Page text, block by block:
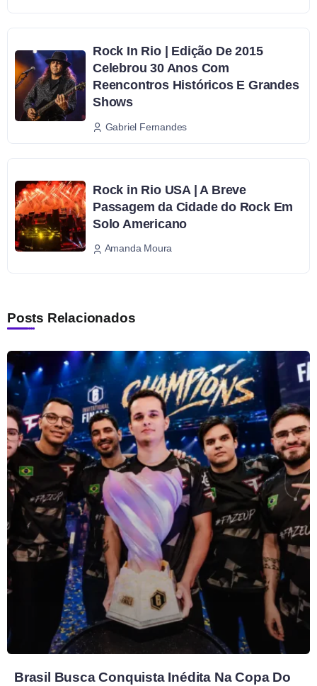
Rock In Rio | Edição De 2015
Celebrou 30 Anos Com
Reencontros Históricos E Grandes
Shows
Gabriel Fernandes
Rock in Rio USA | A Breve
Passagem da Cidade do Rock Em
Solo Americano
Amanda Moura
Posts Relacionados
Brasil Busca Conquista Inédita Na Copa Do